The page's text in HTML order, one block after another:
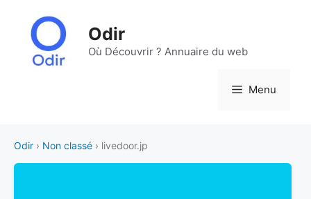
contenu
Odir
Où Découvrir ? Annuaire du web
Menu
Odir › Non classé › livedoor.jp